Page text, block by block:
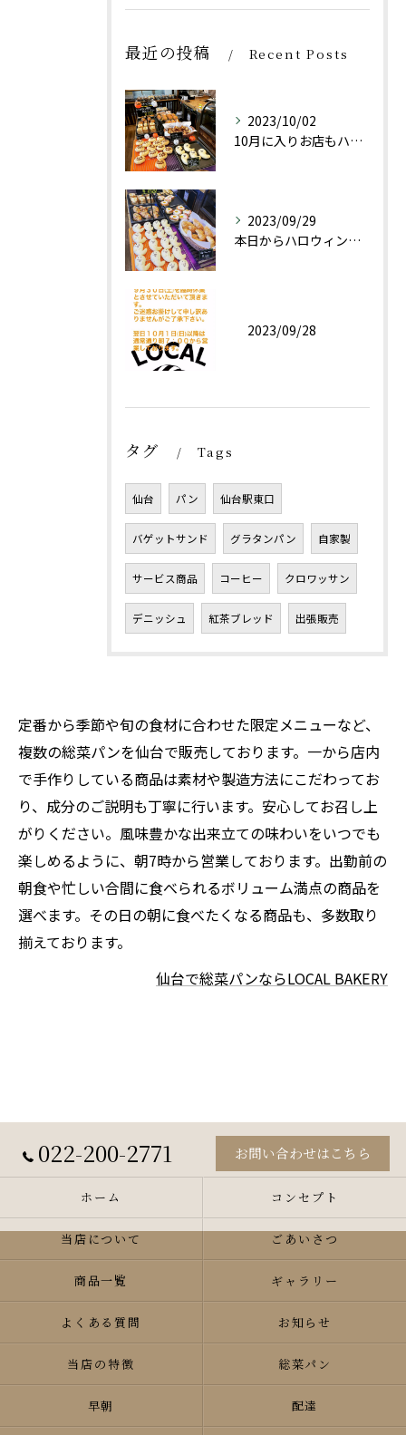
最近の投稿 Recent Posts
2023/10/02
10月に入りお店もハロウィン仕様にしております👻
2023/09/29
本日からハロウィン限定商品としておばけパン(チョコレートクリ...
2023/09/28
タグ Tags
仙台 パン 仙台駅東口
バゲットサンド グラタンパン 自家製
サービス商品 コーヒー クロワッサン
デニッシュ 紅茶ブレッド 出張販売
定番から季節や旬の食材に合わせた限定メニューなど、
複数の総菜パンを仙台で販売しております。一から店内
で手作りしている商品は素材や製造方法にこだわってお
り、成分のご説明も丁寧に行います。安心してお召し上
がりください。風味豊かな出来立ての味わいをいつでも
楽しめるように、朝7時から営業しております。出勤前の
朝食や忙しい合間に食べられるボリューム満点の商品を
選べます。その日の朝に食べたくなる商品も、多数取り
揃えております。
仙台で総菜パンならLOCAL BAKERY
022-200-2771 お問い合わせはこちら
ホーム コンセプト
当店について ごあいさつ
商品一覧 ギャラリー
よくある質問 お知らせ
当店の特徴 総菜パン
早朝 配達